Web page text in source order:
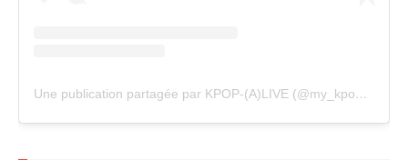
Une publication partagée par KPOP-(A)LIVE (@my_kpopalive)